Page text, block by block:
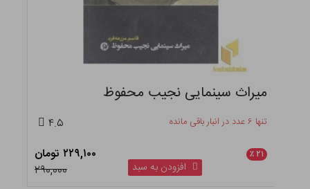
میراث سینمایی نجیب محفوظ
تنها ۶ عدد در انبار باقی مانده ۴.۵
۲۱ ٪
۲۲۹,۱۰۰ تومان
۲۹۰,۰۰۰
افزودن به سبد